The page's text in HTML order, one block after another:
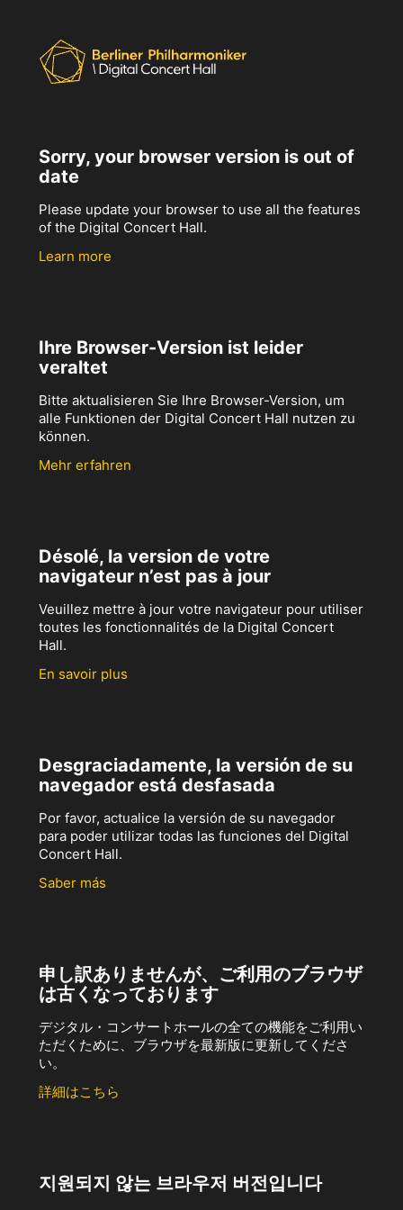
Sorry, your browser version is out of
date
Please update your browser to use all the features
of the Digital Concert Hall.
Learn more
Ihre Browser-Version ist leider
veraltet
Bitte aktualisieren Sie Ihre Browser-Version, um
alle Funktionen der Digital Concert Hall nutzen zu
können.
Mehr erfahren
Désolé, la version de votre
navigateur n’est pas à jour
Veuillez mettre à jour votre navigateur pour utiliser
toutes les fonctionnalités de la Digital Concert
Hall.
En savoir plus
Desgraciadamente, la versión de su
navegador está desfasada
Por favor, actualice la versión de su navegador
para poder utilizar todas las funciones del Digital
Concert Hall.
Saber más
申し訳ありませんが、ご利用のブラウザ
は古くなっております
デジタル・コンサートホールの全ての機能をご利用い
ただくために、ブラウザを最新版に更新してくださ
い。
詳細はこちら
지원되지 않는 브라우저 버전입니다